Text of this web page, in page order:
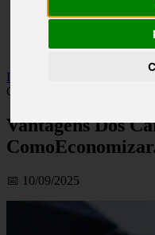
viana castelo
viseu
Inicio
ComoEconomizar.net
Vantagens Dos
📅 10/09/2025